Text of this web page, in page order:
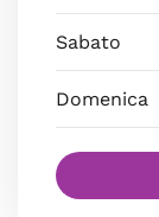
Sabato
Domenica